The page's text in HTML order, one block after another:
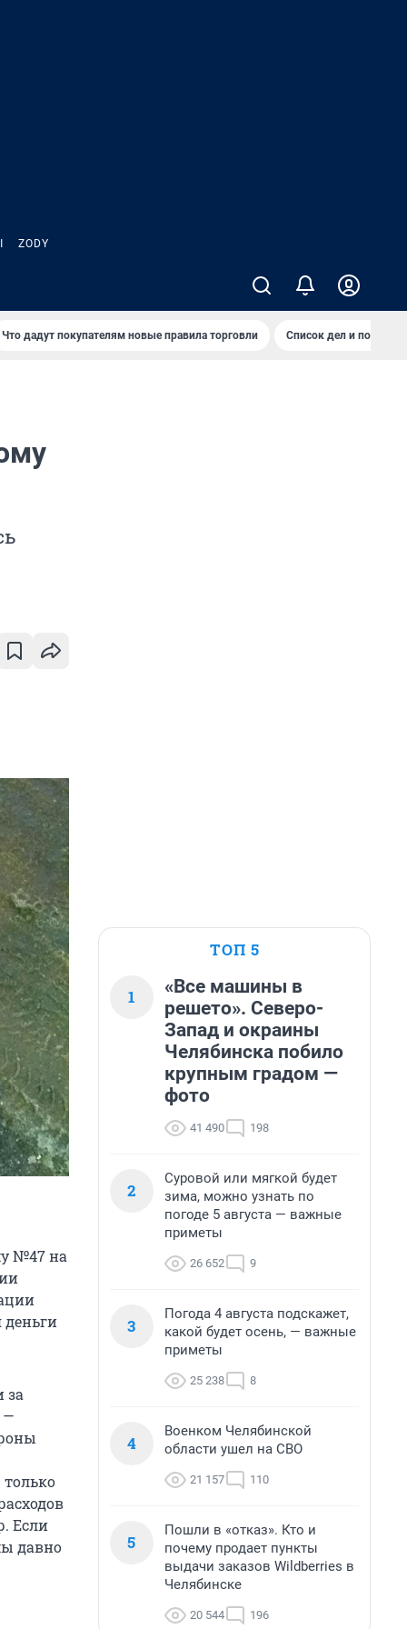
ZODY
Что дадут покупателям новые правила торговли Список дел и покупок
№47 на
деньги
за
—
Если
давно
ТОП 5
1
«Все машины в
решето». Северо-
Запад и окраины
Челябинска побило
крупным градом —
фото
41 490 198
2
Суровой или мягкой будет
зима, можно узнать по
погоде 5 августа — важные
приметы
26 652 9
3
Погода 4 августа подскажет,
какой будет осень, — важные
приметы
25 238 8
4
Военком Челябинской
области ушел на СВО
21 157 110
5
Пошли в «отказ». Кто и
почему продает пункты
выдачи заказов Wildberries в
Челябинске
20 544 196